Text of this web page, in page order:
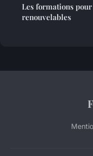
Les formations
renouvelables